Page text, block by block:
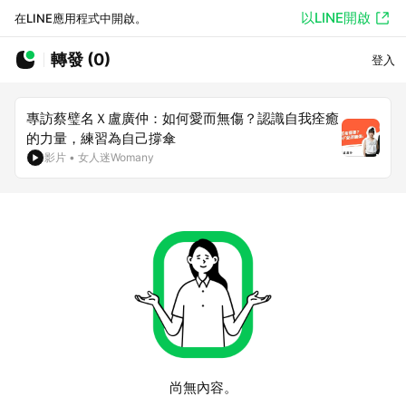
在LINE應用程式中開啟。 以LINE開啟
轉發 (0) 登入
專訪蔡璧名Ｘ盧廣仲：如何愛而無傷？認識自我痊癒
的力量，練習為自己撐傘
影片 • 女人迷Womany
尚無內容。